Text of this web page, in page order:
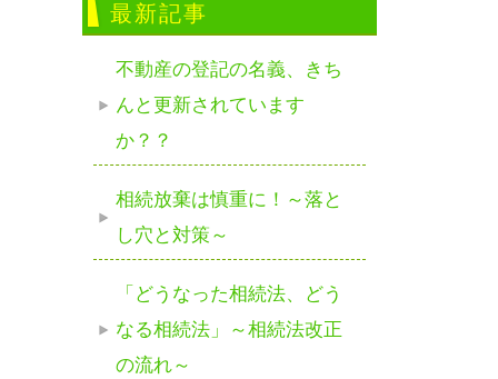
最新記事
不動産の登記の名義、きち
んと更新されています
か？？
相続放棄は慎重に！～落と
し穴と対策～
「どうなった相続法、どう
なる相続法」～相続法改正
の流れ～